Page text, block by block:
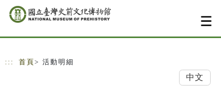
跳到主要內容
網站導覽
::: 首頁 > 活動明細
中文